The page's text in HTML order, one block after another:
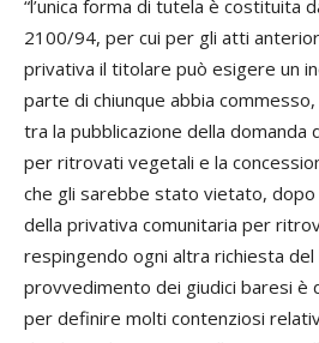
“l’unica forma di tutela è costituita
2100/94, per cui per gli atti
privativa il titolare può esigere un
parte di chiunque abbia
tra la pubblicazione della domanda
per ritrovati vegetali e la
che gli sarebbe stato vietato,
della privativa comunitaria per
respingendo ogni altra richiesta
provvedimento dei giudici baresi è
per definire molti contenziosi